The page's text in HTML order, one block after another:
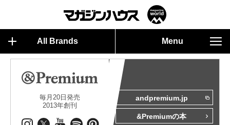
All Brands Menu
毎月20日発売
2013年創刊
andpremium.jp
&Premiumの本